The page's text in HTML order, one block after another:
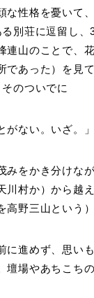
な性格を憂いて
別荘に逗留し
連山のことで、
であった）を見
のついでに
がない。いざ。」
みをかき分けな
川村か）から越
高野三山という）
に進めず、思い
壇場やあちこち